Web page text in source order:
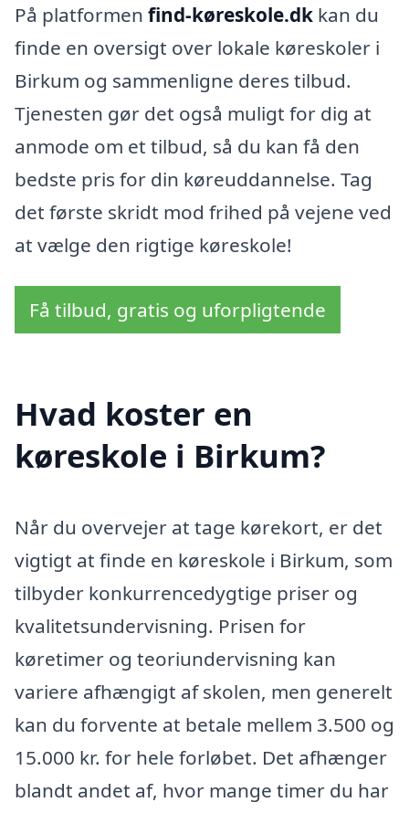
På platformen find-køreskole.dk kan du
finde en oversigt over lokale køreskoler i
Birkum og sammenligne deres tilbud.
Tjenesten gør det også muligt for dig at
anmode om et tilbud, så du kan få den
bedste pris for din køreuddannelse. Tag
det første skridt mod frihed på vejene ved
at vælge den rigtige køreskole!
Få tilbud, gratis og uforpligtende
Hvad koster en
køreskole i Birkum?
Når du overvejer at tage kørekort, er det
vigtigt at finde en køreskole i Birkum, som
tilbyder konkurrencedygtige priser og
kvalitetsundervisning. Prisen for
køretimer og teoriundervisning kan
variere afhængigt af skolen, men generelt
kan du forvente at betale mellem 3.500 og
15.000 kr. for hele forløbet. Det afhænger
blandt andet af, hvor mange timer du har